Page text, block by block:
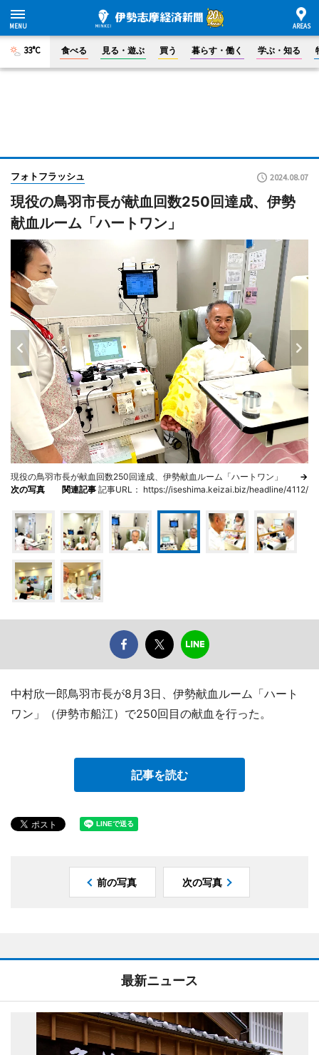
33°C 食べる 見る・遊ぶ 買う 暮らす・働く 学ぶ・知る
フォトフラッシュ 2024.08.07
現役の鳥羽市長が献血回数250回達成、伊勢
献血ルーム「ハートワン」
現役の鳥羽市長が献血回数250回達成、伊勢献血ルーム「ハートワン」 →
次の写真
関連記事 記事URL： https://iseshima.keizai.biz/headline/4112/
中村欣一郎鳥羽市長が8月3日、伊勢献血ルーム「ハート
ワン」（伊勢市船江）で250回目の献血を行った。
記事を読む
前の写真 次の写真
最新ニュース